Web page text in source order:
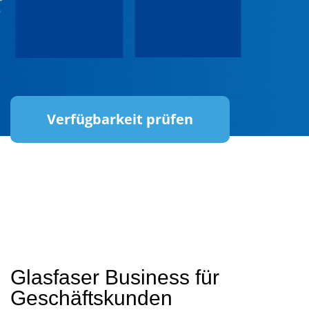
Verfügbarkeit prüfen
Glasfaser Business für
Geschäftskunden